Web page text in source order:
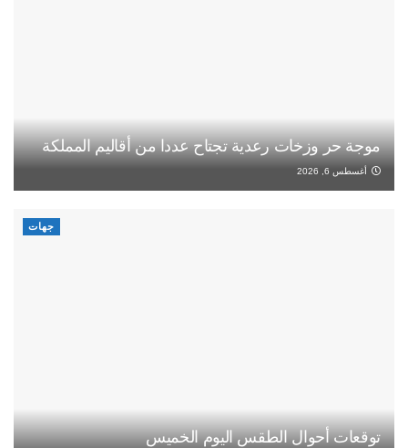
موجة حر وزخات رعدية تجتاح عددا من أقاليم المملكة
أغسطس 6, 2026
جهات
توقعات أحوال الطقس اليوم الخميس